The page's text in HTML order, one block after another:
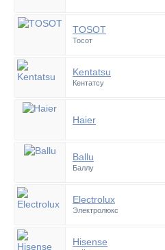
TOSOT
Тосот
Kentatsu
Кентатсу
Haier
Ballu
Баллу
Electrolux
Электролюкс
Hisense